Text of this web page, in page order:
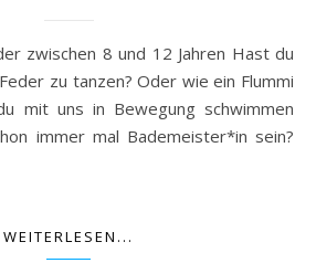
zu tanzen? Oder wie ein Flummi
mit uns in Bewegung schwimmen
immer mal Bademeister*in sein?
WEITERLESEN...